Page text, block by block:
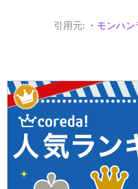
引用元: ・モンハ